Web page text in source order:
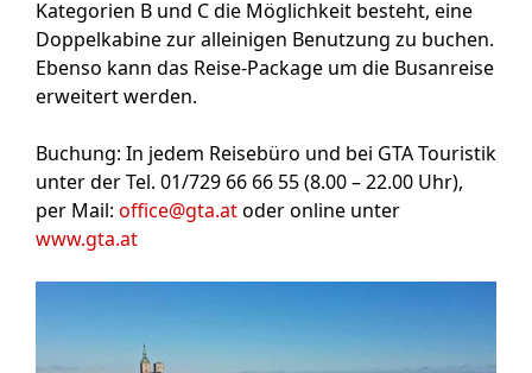
Kategorien B und C die Möglichkeit besteht, eine
Doppelkabine zur alleinigen Benutzung zu buchen.
Ebenso kann das Reise-Package um die Busanreise
erweitert werden.
Buchung: In jedem Reisebüro und bei GTA Touristik
unter der Tel. 01/729 66 66 55 (8.00 – 22.00 Uhr),
per Mail: office@gta.atoder online unter
www.gta.at